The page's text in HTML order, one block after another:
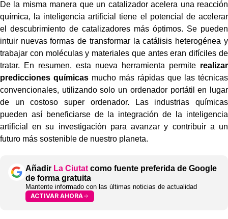
De la misma manera que un catalizador acelera una reacción
química, la inteligencia artificial tiene el potencial de acelerar
el descubrimiento de catalizadores más óptimos. Se pueden
intuir nuevas formas de transformar la catálisis heterogénea y
trabajar con moléculas y materiales que antes eran difíciles de
tratar. En resumen, esta nueva herramienta permite realizar
predicciones químicas mucho más rápidas que las técnicas
convencionales, utilizando solo un ordenador portátil en lugar
de un costoso super ordenador. Las industrias químicas
pueden así beneficiarse de la integración de la inteligencia
artificial en su investigación para avanzar y contribuir a un
futuro más sostenible de nuestro planeta.
Añadir La Ciutat como fuente preferida de Google
de forma gratuita
Mantente informado con las últimas noticias de actualidad
ACTIVAR AHORA